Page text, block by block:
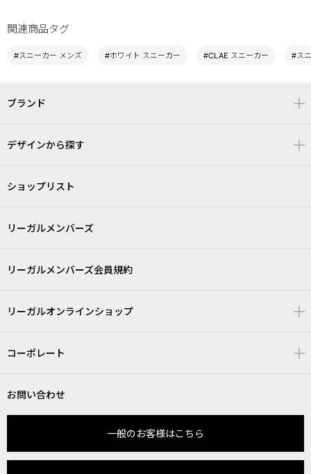
関連商品タグ
#スニーカー メンズ #ホワイト スニーカー #CLAE スニーカー #ス
ブランド
デザインから探す
ショップリスト
リーガルメンバーズ
リーガルメンバーズ会員規約
リーガルオンラインショップ
コーポレート
お問い合わせ
一般のお客様はこちら